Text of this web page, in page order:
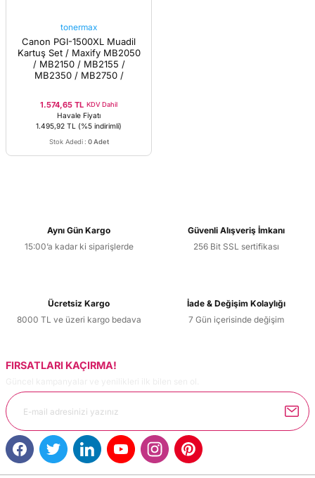
tonermax
Canon PGI-1500XL Muadil
Kartuş Set / Maxify MB2050
/ MB2150 / MB2155 /
MB2350 / MB2750 /
1.574,65 TL KDV Dahil
Havale Fiyatı
1.495,92 TL (%5 indirimli)
Stok Adedi : 0 Adet
Aynı Gün Kargo
15:00’a kadar ki siparişlerde
Güvenli Alışveriş İmkanı
256 Bit SSL sertifikası
Ücretsiz Kargo
8000 TL ve üzeri kargo bedava
İade & Değişim Kolaylığı
7 Gün içerisinde değişim
FIRSATLARI KAÇIRMA!